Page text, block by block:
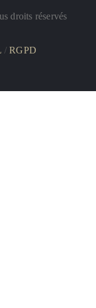
droits réservés
/RGPD